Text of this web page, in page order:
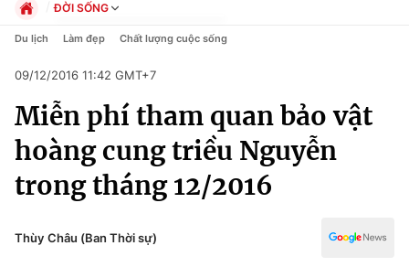
Chuyên mục
Chính trị
Xã hội
Pháp luật
ĐỜI SỐNG
Chính trị
Pháp luật
Kinh tế
Thể thao
Truyền hình
Văn hóa - Giải trí
Y tế
Công nghệ
Du lịch Làm đẹp Chất lượng cuộc sống
09/12/2016 11:42 GMT+7
Miễn phí tham quan bảo vật
hoàng cung triều Nguyễn
trong tháng 12/2016
Thùy Châu (Ban Thời sự)